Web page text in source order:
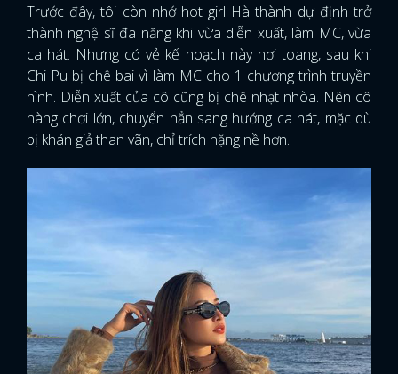
x
ĐĂNG NHẬP
Trước đây, tôi còn nhớ hot girl Hà thành dự định trở
thành nghệ sĩ đa năng khi vừa diễn xuất, làm MC, vừa
ca hát. Nhưng có vẻ kế hoạch này hơi toang, sau khi
Chi Pu bị chê bai vì làm MC cho 1 chương trình truyền
hình. Diễn xuất của cô cũng bị chê nhạt nhòa. Nên cô
nàng chơi lớn, chuyển hẳn sang hướng ca hát, mặc dù
bị khán giả than vãn, chỉ trích nặng nề hơn.